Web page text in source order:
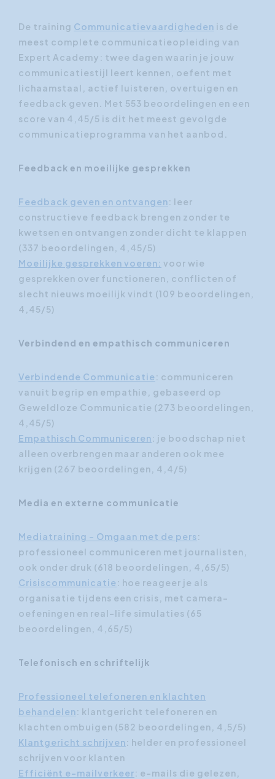
De training Communicatievaardigheden is de
meest complete communicatieopleiding van
Expert Academy: twee dagen waarin je jouw
communicatiestijl leert kennen, oefent met
lichaamstaal, actief luisteren, overtuigen en
feedback geven. Met 553 beoordelingen en een
score van 4,45/5 is dit het meest gevolgde
communicatieprogramma van het aanbod.
Feedback en moeilijke gesprekken
Feedback geven en ontvangen: leer
constructieve feedback brengen zonder te
kwetsen en ontvangen zonder dicht te klappen
(337 beoordelingen, 4,45/5)
Moeilijke gesprekken voeren: voor wie
gesprekken over functioneren, conflicten of
slecht nieuws moeilijk vindt (109 beoordelingen,
4,45/5)
Verbindend en empathisch communiceren
Verbindende Communicatie : communiceren
vanuit begrip en empathie, gebaseerd op
Geweldloze Communicatie (273 beoordelingen,
4,45/5)
Empathisch Communiceren: je boodschap niet
alleen overbrengen maar anderen ook mee
krijgen (267 beoordelingen, 4,4/5)
Media en externe communicatie
Mediatraining - Omgaan met de pers:
professioneel communiceren met journalisten,
ook onder druk (618 beoordelingen, 4,65/5)
Crisiscommunicatie : hoe reageer je als
organisatie tijdens een crisis, met camera-
oefeningen en real-life simulaties (65
beoordelingen, 4,65/5)
Telefonisch en schriftelijk
Professioneel telefoneren en klachten
behandelen: klantgericht telefoneren en
klachten ombuigen (582 beoordelingen, 4,5/5)
Klantgericht schrijven: helder en professioneel
schrijven voor klanten
Efficiënt e-mailverkeer: e-mails die gelezen,